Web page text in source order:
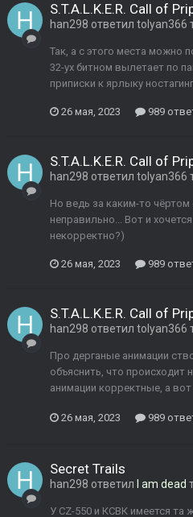
S.T.A.L.K.E.R. Call of
han298 ответил tolyan366
Так, а с этого места можно
32-ух битном вылетает по
приписки к ярлыку
26 мая, 2023 989
S.T.A.L.K.E.R. Call of
han298 ответил tolyan366
Но ведь за каким-то
неправильно... Вот и
некорректно?)
26 мая, 2023 989
S.T.A.L.K.E.R. Call of
han298 ответил tolyan366
Про дерганые анимации
объяснить, что происходит
анимации корректные, а
26 мая, 2023 989
Secret Trails
han298 ответил I am dead
У CZ-550 и КСВК имеется та